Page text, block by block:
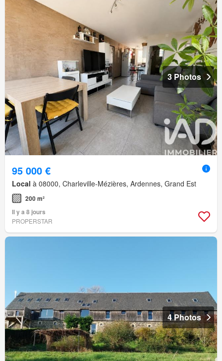
3 Photos
95 000 €
Local à 08000, Charleville-Mézières, Ardennes, Grand Est
200 m²
Il y a 8 jours
PROPERSTAR
4 Photos